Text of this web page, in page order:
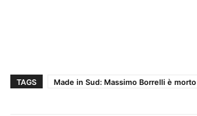
TAGS Made in Sud: Massimo Borrelli è morto